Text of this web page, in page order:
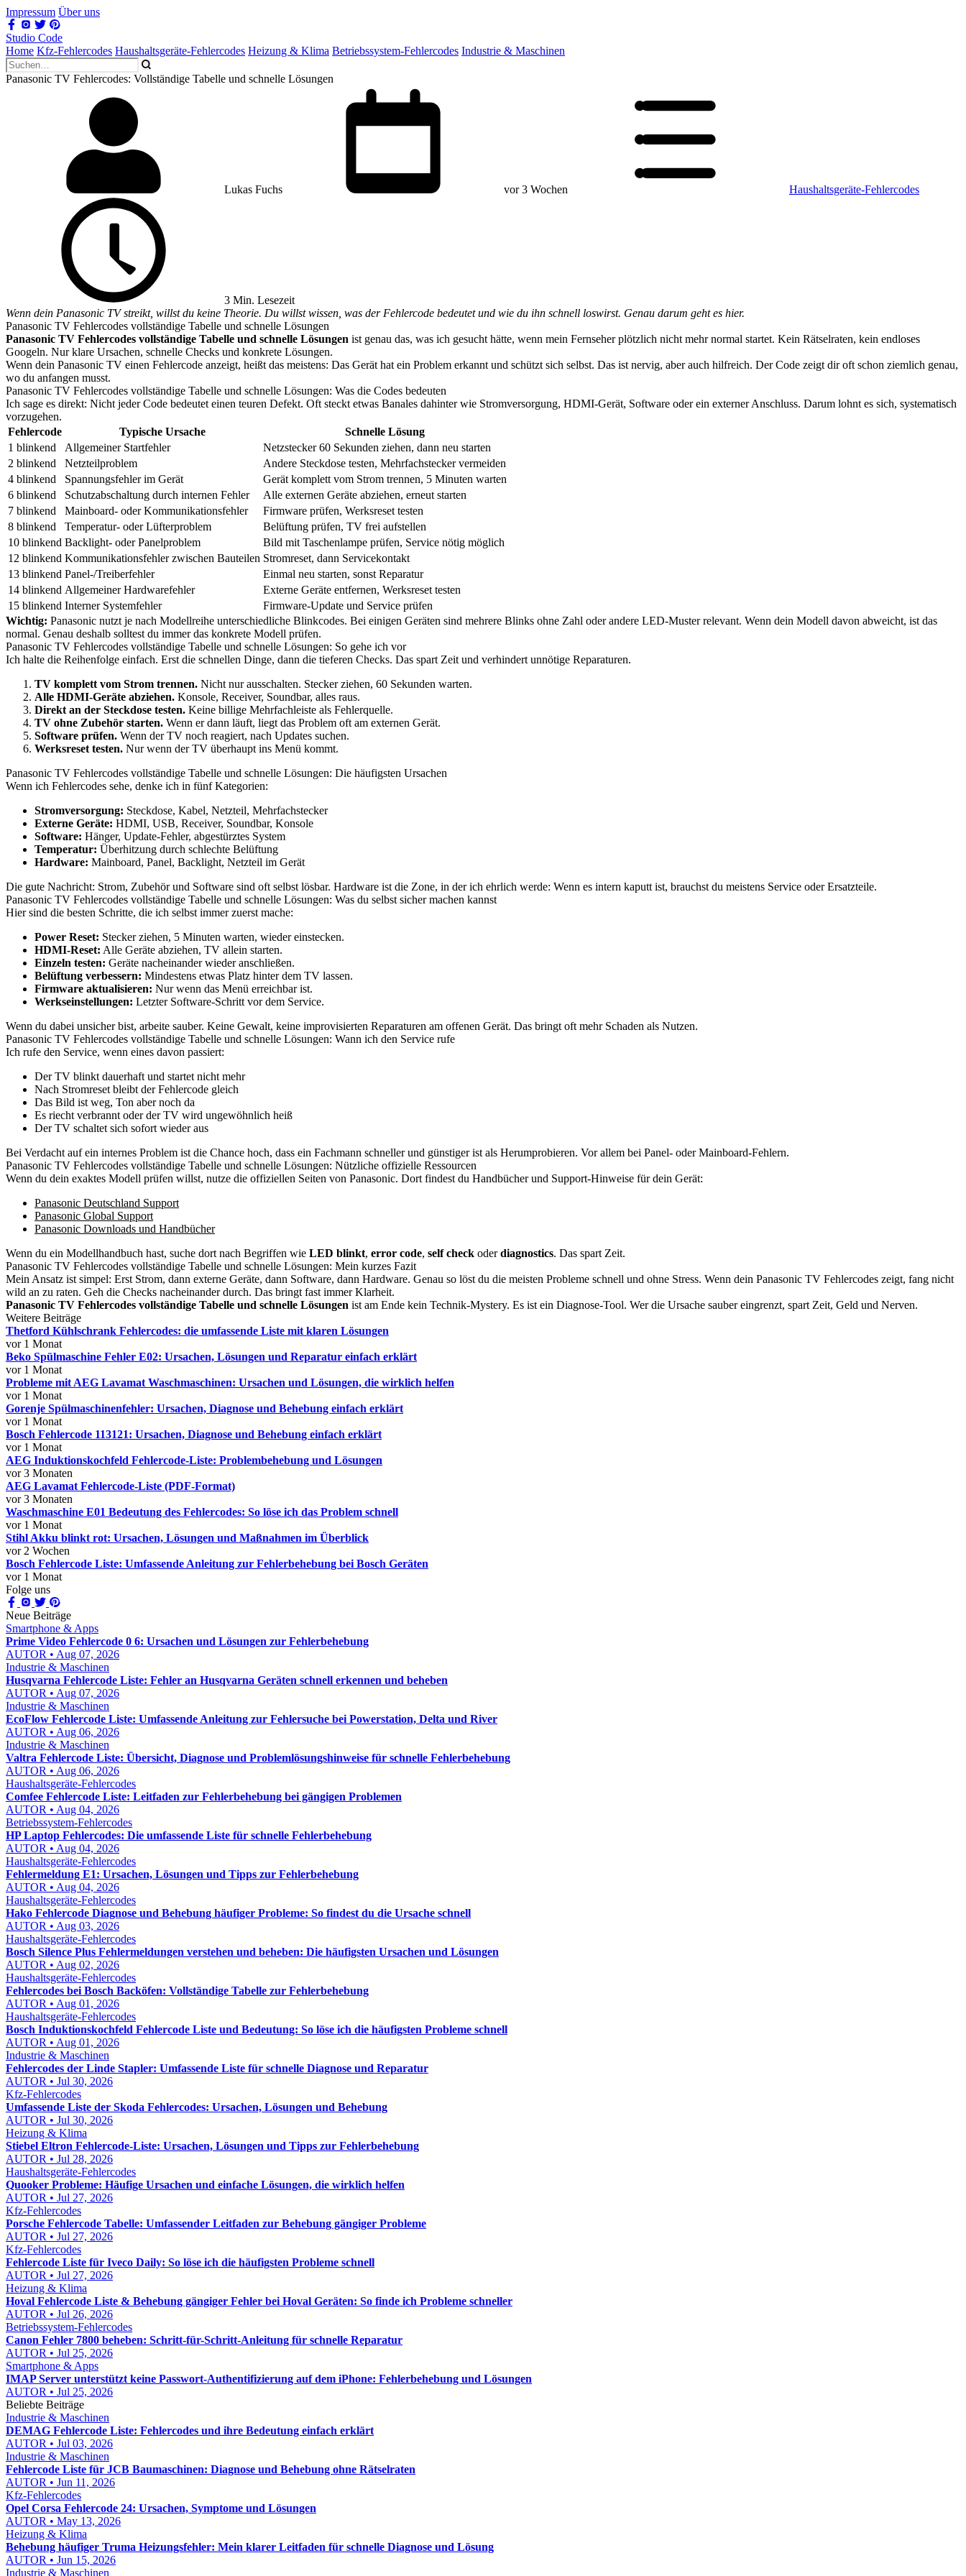
Impressum Über uns
Studio Code
Home Kfz-Fehlercodes Haushaltsgeräte-Fehlercodes Heizung & Klima Betriebssystem-Fehlercodes Industrie & Maschinen
Panasonic TV Fehlercodes: Vollständige Tabelle und schnelle Lösungen
Lukas Fuchs vor 3 Wochen Haushaltsgeräte-Fehlercodes
3 Min. Lesezeit
Wenn dein Panasonic TV streikt, willst du keine Theorie. Du willst wissen, was der Fehlercode bedeutet und wie du ihn schnell loswirst. Genau darum geht es hier.
Panasonic TV Fehlercodes vollständige Tabelle und schnelle Lösungen
Panasonic TV Fehlercodes vollständige Tabelle und schnelle Lösungen ist genau das, was ich gesucht hätte, wenn mein Fernseher plötzlich nicht mehr normal startet. Kein Rätselraten, kein endloses
Googeln. Nur klare Ursachen, schnelle Checks und konkrete Lösungen.
Wenn dein Panasonic TV einen Fehlercode anzeigt, heißt das meistens: Das Gerät hat ein Problem erkannt und schützt sich selbst. Das ist nervig, aber auch hilfreich. Der Code zeigt dir oft schon ziemlich genau,
wo du anfangen musst.
Panasonic TV Fehlercodes vollständige Tabelle und schnelle Lösungen: Was die Codes bedeuten
Ich sage es direkt: Nicht jeder Code bedeutet einen teuren Defekt. Oft steckt etwas Banales dahinter wie Stromversorgung, HDMI-Gerät, Software oder ein externer Anschluss. Darum lohnt es sich, systematisch
vorzugehen.
Fehlercode
Typische Ursache
Schnelle Lösung
1 blinkend
Allgemeiner Startfehler
Netzstecker 60 Sekunden ziehen, dann neu starten
2 blinkend
Netzteilproblem
Andere Steckdose testen, Mehrfachstecker vermeiden
4 blinkend
Spannungsfehler im Gerät
Gerät komplett vom Strom trennen, 5 Minuten warten
6 blinkend
Schutzabschaltung durch internen Fehler
Alle externen Geräte abziehen, erneut starten
7 blinkend
Mainboard- oder Kommunikationsfehler
Firmware prüfen, Werksreset testen
8 blinkend
Temperatur- oder Lüfterproblem
Belüftung prüfen, TV frei aufstellen
10 blinkend Backlight- oder Panelproblem
Bild mit Taschenlampe prüfen, Service nötig möglich
12 blinkend Kommunikationsfehler zwischen Bauteilen Stromreset, dann Servicekontakt
13 blinkend Panel-/Treiberfehler
Einmal neu starten, sonst Reparatur
14 blinkend Allgemeiner Hardwarefehler
Externe Geräte entfernen, Werksreset testen
15 blinkend Interner Systemfehler
Firmware-Update und Service prüfen
Wichtig: Panasonic nutzt je nach Modellreihe unterschiedliche Blinkcodes. Bei einigen Geräten sind mehrere Blinks ohne Zahl oder andere LED-Muster relevant. Wenn dein Modell davon abweicht, ist das
normal. Genau deshalb solltest du immer das konkrete Modell prüfen.
Panasonic TV Fehlercodes vollständige Tabelle und schnelle Lösungen: So gehe ich vor
Ich halte die Reihenfolge einfach. Erst die schnellen Dinge, dann die tieferen Checks. Das spart Zeit und verhindert unnötige Reparaturen.
TV komplett vom Strom trennen. Nicht nur ausschalten. Stecker ziehen, 60 Sekunden warten.
Alle HDMI-Geräte abziehen. Konsole, Receiver, Soundbar, alles raus.
Direkt an der Steckdose testen. Keine billige Mehrfachleiste als Fehlerquelle.
TV ohne Zubehör starten. Wenn er dann läuft, liegt das Problem oft am externen Gerät.
Software prüfen. Wenn der TV noch reagiert, nach Updates suchen.
Werksreset testen. Nur wenn der TV überhaupt ins Menü kommt.
Panasonic TV Fehlercodes vollständige Tabelle und schnelle Lösungen: Die häufigsten Ursachen
Wenn ich Fehlercodes sehe, denke ich in fünf Kategorien:
Stromversorgung: Steckdose, Kabel, Netzteil, Mehrfachstecker
Externe Geräte: HDMI, USB, Receiver, Soundbar, Konsole
Software: Hänger, Update-Fehler, abgestürztes System
Temperatur: Überhitzung durch schlechte Belüftung
Hardware: Mainboard, Panel, Backlight, Netzteil im Gerät
Die gute Nachricht: Strom, Zubehör und Software sind oft selbst lösbar. Hardware ist die Zone, in der ich ehrlich werde: Wenn es intern kaputt ist, brauchst du meistens Service oder Ersatzteile.
Panasonic TV Fehlercodes vollständige Tabelle und schnelle Lösungen: Was du selbst sicher machen kannst
Hier sind die besten Schritte, die ich selbst immer zuerst mache:
Power Reset: Stecker ziehen, 5 Minuten warten, wieder einstecken.
HDMI-Reset: Alle Geräte abziehen, TV allein starten.
Einzeln testen: Geräte nacheinander wieder anschließen.
Belüftung verbessern: Mindestens etwas Platz hinter dem TV lassen.
Firmware aktualisieren: Nur wenn das Menü erreichbar ist.
Werkseinstellungen: Letzter Software-Schritt vor dem Service.
Wenn du dabei unsicher bist, arbeite sauber. Keine Gewalt, keine improvisierten Reparaturen am offenen Gerät. Das bringt oft mehr Schaden als Nutzen.
Panasonic TV Fehlercodes vollständige Tabelle und schnelle Lösungen: Wann ich den Service rufe
Ich rufe den Service, wenn eines davon passiert:
Der TV blinkt dauerhaft und startet nicht mehr
Nach Stromreset bleibt der Fehlercode gleich
Das Bild ist weg, Ton aber noch da
Es riecht verbrannt oder der TV wird ungewöhnlich heiß
Der TV schaltet sich sofort wieder aus
Bei Verdacht auf ein internes Problem ist die Chance hoch, dass ein Fachmann schneller und günstiger ist als Herumprobieren. Vor allem bei Panel- oder Mainboard-Fehlern.
Panasonic TV Fehlercodes vollständige Tabelle und schnelle Lösungen: Nützliche offizielle Ressourcen
Wenn du dein exaktes Modell prüfen willst, nutze die offiziellen Seiten von Panasonic. Dort findest du Handbücher und Support-Hinweise für dein Gerät:
Panasonic Deutschland Support
Panasonic Global Support
Panasonic Downloads und Handbücher
Wenn du ein Modellhandbuch hast, suche dort nach Begriffen wie LED blinkt, error code, self check oderdiagnostics. Das spart Zeit.
Panasonic TV Fehlercodes vollständige Tabelle und schnelle Lösungen: Mein kurzes Fazit
Mein Ansatz ist simpel: Erst Strom, dann externe Geräte, dann Software, dann Hardware. Genau so löst du die meisten Probleme schnell und ohne Stress. Wenn dein Panasonic TV Fehlercodes zeigt, fang nicht
wild an zu raten. Geh die Checks nacheinander durch. Das bringt fast immer Klarheit.
Panasonic TV Fehlercodes vollständige Tabelle und schnelle Lösungen ist am Ende kein Technik-Mystery. Es ist ein Diagnose-Tool. Wer die Ursache sauber eingrenzt, spart Zeit, Geld und Nerven.
Weitere Beiträge
Thetford Kühlschrank Fehlercodes: die umfassende Liste mit klaren Lösungen
vor 1 Monat
Beko Spülmaschine Fehler E02: Ursachen, Lösungen und Reparatur einfach erklärt
vor 1 Monat
Probleme mit AEG Lavamat Waschmaschinen: Ursachen und Lösungen, die wirklich helfen
vor 1 Monat
Gorenje Spülmaschinenfehler: Ursachen, Diagnose und Behebung einfach erklärt
vor 1 Monat
Bosch Fehlercode 113121: Ursachen, Diagnose und Behebung einfach erklärt
vor 1 Monat
AEG Induktionskochfeld Fehlercode-Liste: Problembehebung und Lösungen
vor 3 Monaten
AEG Lavamat Fehlercode-Liste (PDF-Format)
vor 3 Monaten
Waschmaschine E01 Bedeutung des Fehlercodes: So löse ich das Problem schnell
vor 1 Monat
Stihl Akku blinkt rot: Ursachen, Lösungen und Maßnahmen im Überblick
vor 2 Wochen
Bosch Fehlercode Liste: Umfassende Anleitung zur Fehlerbehebung bei Bosch Geräten
vor 1 Monat
Folge uns
Neue Beiträge
Smartphone & Apps
Prime Video Fehlercode 0 6: Ursachen und Lösungen zur Fehlerbehebung
AUTOR • Aug 07, 2026
Industrie & Maschinen
Husqvarna Fehlercode Liste: Fehler an Husqvarna Geräten schnell erkennen und beheben
AUTOR • Aug 07, 2026
Industrie & Maschinen
EcoFlow Fehlercode Liste: Umfassende Anleitung zur Fehlersuche bei Powerstation, Delta und River
AUTOR • Aug 06, 2026
Industrie & Maschinen
Valtra Fehlercode Liste: Übersicht, Diagnose und Problemlösungshinweise für schnelle Fehlerbehebung
AUTOR • Aug 06, 2026
Haushaltsgeräte-Fehlercodes
Comfee Fehlercode Liste: Leitfaden zur Fehlerbehebung bei gängigen Problemen
AUTOR • Aug 04, 2026
Betriebssystem-Fehlercodes
HP Laptop Fehlercodes: Die umfassende Liste für schnelle Fehlerbehebung
AUTOR • Aug 04, 2026
Haushaltsgeräte-Fehlercodes
Fehlermeldung E1: Ursachen, Lösungen und Tipps zur Fehlerbehebung
AUTOR • Aug 04, 2026
Haushaltsgeräte-Fehlercodes
Hako Fehlercode Diagnose und Behebung häufiger Probleme: So findest du die Ursache schnell
AUTOR • Aug 03, 2026
Haushaltsgeräte-Fehlercodes
Bosch Silence Plus Fehlermeldungen verstehen und beheben: Die häufigsten Ursachen und Lösungen
AUTOR • Aug 02, 2026
Haushaltsgeräte-Fehlercodes
Fehlercodes bei Bosch Backöfen: Vollständige Tabelle zur Fehlerbehebung
AUTOR • Aug 01, 2026
Haushaltsgeräte-Fehlercodes
Bosch Induktionskochfeld Fehlercode Liste und Bedeutung: So löse ich die häufigsten Probleme schnell
AUTOR • Aug 01, 2026
Industrie & Maschinen
Fehlercodes der Linde Stapler: Umfassende Liste für schnelle Diagnose und Reparatur
AUTOR • Jul 30, 2026
Kfz-Fehlercodes
Umfassende Liste der Skoda Fehlercodes: Ursachen, Lösungen und Behebung
AUTOR • Jul 30, 2026
Heizung & Klima
Stiebel Eltron Fehlercode-Liste: Ursachen, Lösungen und Tipps zur Fehlerbehebung
AUTOR • Jul 28, 2026
Haushaltsgeräte-Fehlercodes
Quooker Probleme: Häufige Ursachen und einfache Lösungen, die wirklich helfen
AUTOR • Jul 27, 2026
Kfz-Fehlercodes
Porsche Fehlercode Tabelle: Umfassender Leitfaden zur Behebung gängiger Probleme
AUTOR • Jul 27, 2026
Kfz-Fehlercodes
Fehlercode Liste für Iveco Daily: So löse ich die häufigsten Probleme schnell
AUTOR • Jul 27, 2026
Heizung & Klima
Hoval Fehlercode Liste & Behebung gängiger Fehler bei Hoval Geräten: So finde ich Probleme schneller
AUTOR • Jul 26, 2026
Betriebssystem-Fehlercodes
Canon Fehler 7800 beheben: Schritt-für-Schritt-Anleitung für schnelle Reparatur
AUTOR • Jul 25, 2026
Smartphone & Apps
IMAP Server unterstützt keine Passwort-Authentifizierung auf dem iPhone: Fehlerbehebung und Lösungen
AUTOR • Jul 25, 2026
Beliebte Beiträge
Industrie & Maschinen
DEMAG Fehlercode Liste: Fehlercodes und ihre Bedeutung einfach erklärt
AUTOR • Jul 03, 2026
Industrie & Maschinen
Fehlercode Liste für JCB Baumaschinen: Diagnose und Behebung ohne Rätselraten
AUTOR • Jun 11, 2026
Kfz-Fehlercodes
Opel Corsa Fehlercode 24: Ursachen, Symptome und Lösungen
AUTOR • May 13, 2026
Heizung & Klima
Behebung häufiger Truma Heizungsfehler: Mein klarer Leitfaden für schnelle Diagnose und Lösung
AUTOR • Jun 15, 2026
Industrie & Maschinen